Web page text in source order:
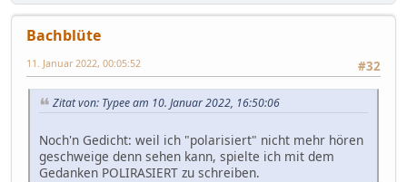
Bachblüte
#32
11. Januar 2022, 00:05:52
Zitat von: Typee am 10. Januar 2022, 16:50:06
Noch'n Gedicht: weil ich "polarisiert" nicht mehr hören
geschweige denn sehen kann, spielte ich mit dem
Gedanken POLIRASIERT zu schreiben.